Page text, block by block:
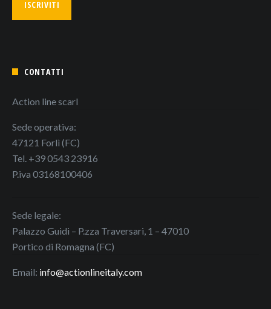
CONTATTI
Action line scarl
Sede operativa:
47121 Forlì (FC)
Tel. +39 0543 23916
P.iva 03168100406
Sede legale:
Palazzo Guidi – P.zza Traversari, 1 – 47010
Portico di Romagna (FC)
Email: info@actionlineitaly.com